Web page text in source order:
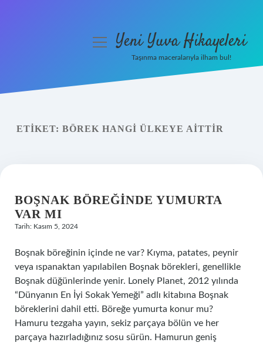
Yasal Uyarı
menüyüYeni Yuva Hikayeleri
Taşınma maceralarıyla ilham bul!
ETIKET: BÖREK HANGI ÜLKEYE AITTIR
BOŞNAK BÖREĞINDE YUMURTA
VAR MI
Tarih: Kasım 5, 2024
Boşnak böreğinin içinde ne var? Kıyma, patates, peynir
veya ıspanaktan yapılabilen Boşnak börekleri, genellikle
Boşnak düğünlerinde yenir. Lonely Planet, 2012 yılında
“Dünyanın En İyi Sokak Yemeği” adlı kitabına Boşnak
böreklerini dahil etti. Böreğe yumurta konur mu?
Hamuru tezgaha yayın, sekiz parçaya bölün ve her
parçaya hazırladığınız sosu sürün. Hamurun geniş